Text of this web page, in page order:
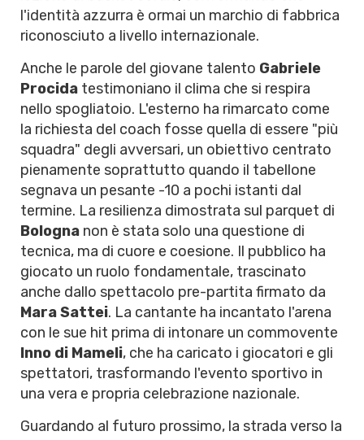
l'identità azzurra è ormai un marchio di fabbrica
riconosciuto a livello internazionale.
Anche le parole del giovane talento Gabriele
Procida testimoniano il clima che si respira
nello spogliatoio. L'esterno ha rimarcato come
la richiesta del coach fosse quella di essere "più
squadra" degli avversari, un obiettivo centrato
pienamente soprattutto quando il tabellone
segnava un pesante -10 a pochi istanti dal
termine. La resilienza dimostrata sul parquet di
Bologna non è stata solo una questione di
tecnica, ma di cuore e coesione. Il pubblico ha
giocato un ruolo fondamentale, trascinato
anche dallo spettacolo pre-partita firmato da
Mara Sattei. La cantante ha incantato l'arena
con le sue hit prima di intonare un commovente
Inno di Mameli, che ha caricato i giocatori e gli
spettatori, trasformando l'evento sportivo in
una vera e propria celebrazione nazionale.
Guardando al futuro prossimo, la strada verso la